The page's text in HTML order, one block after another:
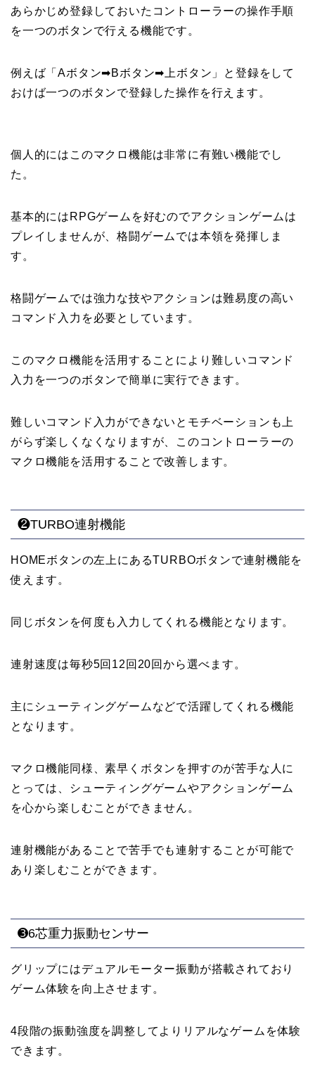
あらかじめ登録しておいたコントローラーの操作手順
を一つのボタンで行える機能です。
例えば「Aボタン➡Bボタン➡上ボタン」と登録をして
おけば一つのボタンで登録した操作を行えます。
個人的にはこのマクロ機能は非常に有難い機能でし
た。
基本的にはRPGゲームを好むのでアクションゲームは
プレイしませんが、格闘ゲームでは本領を発揮しま
す。
格闘ゲームでは強力な技やアクションは難易度の高い
コマンド入力を必要としています。
このマクロ機能を活用することにより難しいコマンド
入力を一つのボタンで簡単に実行できます。
難しいコマンド入力ができないとモチベーションも上
がらず楽しくなくなりますが、このコントローラーの
マクロ機能を活用することで改善します。
❷TURBO連射機能
HOMEボタンの左上にあるTURBOボタンで連射機能を
使えます。
同じボタンを何度も入力してくれる機能となります。
連射速度は毎秒5回12回20回から選べます。
主にシューティングゲームなどで活躍してくれる機能
となります。
マクロ機能同様、素早くボタンを押すのが苦手な人に
とっては、シューティングゲームやアクションゲーム
を心から楽しむことができません。
連射機能があることで苦手でも連射することが可能で
あり楽しむことができます。
➌6芯重力振動センサー
グリップにはデュアルモーター振動が搭載されており
ゲーム体験を向上させます。
4段階の振動強度を調整してよりリアルなゲームを体験
できます。